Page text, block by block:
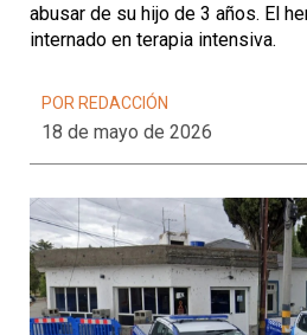
abusar de su hijo de 3 años. El
internado en terapia intensiva.
POR REDACCIÓN
18 de mayo de 2026